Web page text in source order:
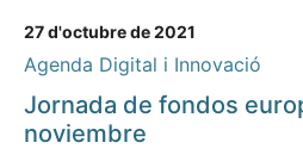
27 d'octubre de 2021
Agenda Digital i Innovació
Jornada de fondos
noviembre